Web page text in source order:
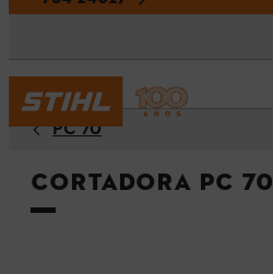
PC 70
Cortadora PC 70